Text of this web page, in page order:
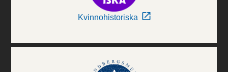
Kvinnohistoriska